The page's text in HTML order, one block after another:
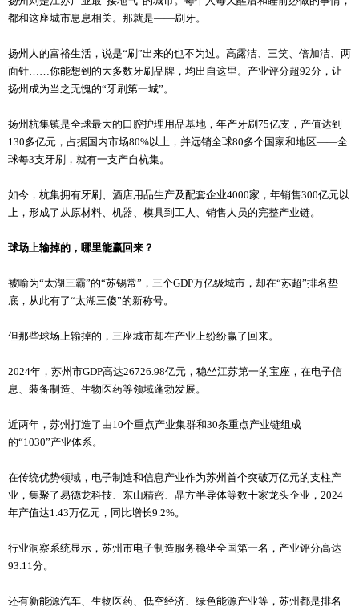
都和这座城市息息相关。那就是——刷牙。
扬州人的富裕生活，说是“刷”出来的也不为过。高露洁、三笑、倍加洁、两
面针……你能想到的大多数牙刷品牌，均出自这里。产业评分超92分，让
扬州成为当之无愧的“牙刷第一城”。
扬州杭集镇是全球最大的口腔护理用品基地，年产牙刷75亿支，产值达到
130多亿元，占据国内市场80%以上，并远销全球80多个国家和地区——全
球每3支牙刷，就有一支产自杭集。
如今，杭集拥有牙刷、酒店用品生产及配套企业4000家，年销售300亿元以
上，形成了从原材料、机器、模具到工人、销售人员的完整产业链。
球场上输掉的，哪里能赢回来？
被喻为“太湖三霸”的“苏锡常”，三个GDP万亿级城市，却在“苏超”排名垫
底，从此有了“太湖三傻”的新称号。
但那些球场上输掉的，三座城市却在产业上纷纷赢了回来。
2024年，苏州市GDP高达26726.98亿元，稳坐江苏第一的宝座，在电子信
息、装备制造、生物医药等领域蓬勃发展。
近两年，苏州打造了由10个重点产业集群和30条重点产业链组成
的“1030”产业体系。
在传统优势领域，电子制造和信息产业作为苏州首个突破万亿元的支柱产
业，集聚了易德龙科技、东山精密、晶方半导体等数十家龙头企业，2024
年产值达1.43万亿元，同比增长9.2%。
行业洞察系统显示，苏州市电子制造服务稳坐全国第一名，产业评分高达
93.11分。
还有新能源汽车、生物医药、低空经济、绿色能源产业等，苏州都是排名